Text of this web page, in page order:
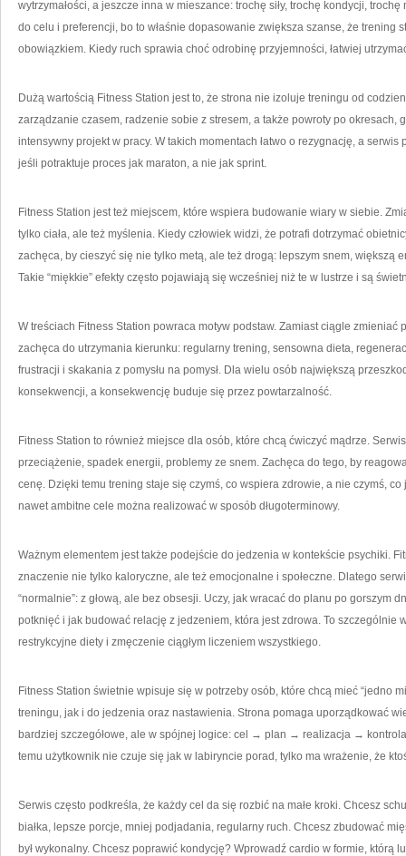
wytrzymałości, a jeszcze inna w mieszance: trochę siły, trochę kondycji,
do celu i preferencji, bo to właśnie dopasowanie zwiększa szanse, że trening
obowiązkiem. Kiedy ruch sprawia choć odrobinę przyjemności, łatwiej
Dużą wartością Fitness Station jest to, że strona nie izoluje treningu od
zarządzanie czasem, radzenie sobie z stresem, a także powroty po okresach,
intensywny projekt w pracy. W takich momentach łatwo o rezygnację, a
jeśli potraktuje proces jak maraton, a nie jak sprint.
Fitness Station jest też miejscem, które wspiera budowanie wiary w siebie.
tylko ciała, ale też myślenia. Kiedy człowiek widzi, że potrafi dotrzymać
zachęca, by cieszyć się nie tylko metą, ale też drogą: lepszym snem, większą
Takie “miękkie” efekty często pojawiają się wcześniej niż te w lustrze i są
W treściach Fitness Station powraca motyw podstaw. Zamiast ciągle zmieniać
zachęca do utrzymania kierunku: regularny trening, sensowna dieta,
frustracji i skakania z pomysłu na pomysł. Dla wielu osób największą
konsekwencji, a konsekwencję buduje się przez powtarzalność.
Fitness Station to również miejsce dla osób, które chcą ćwiczyć mądrze.
przeciążenie, spadek energii, problemy ze snem. Zachęca do tego, by
cenę. Dzięki temu trening staje się czymś, co wspiera zdrowie, a nie czymś,
nawet ambitne cele można realizować w sposób długoterminowy.
Ważnym elementem jest także podejście do jedzenia w kontekście psychiki.
znaczenie nie tylko kaloryczne, ale też emocjonalne i społeczne. Dlatego
“normalnie”: z głową, ale bez obsesji. Uczy, jak wracać do planu po gorszym
potknięć i jak budować relację z jedzeniem, która jest zdrowa. To szczególnie
restrykcyjne diety i zmęczenie ciągłym liczeniem wszystkiego.
Fitness Station świetnie wpisuje się w potrzeby osób, które chcą mieć “jedno
treningu, jak i do jedzenia oraz nastawienia. Strona pomaga uporządkować
bardziej szczegółowe, ale w spójnej logice: cel → plan → realizacja →
temu użytkownik nie czuje się jak w labiryncie porad, tylko ma wrażenie, że
Serwis często podkreśla, że każdy cel da się rozbić na małe kroki. Chcesz
białka, lepsze porcje, mniej podjadania, regularny ruch. Chcesz zbudować
był wykonalny. Chcesz poprawić kondycję? Wprowadź cardio w formie, którą